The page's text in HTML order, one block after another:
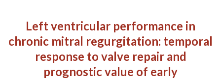
Left ventricular performance in
chronic mitral regurgitation: temporal
response to valve repair and
prognostic value of early